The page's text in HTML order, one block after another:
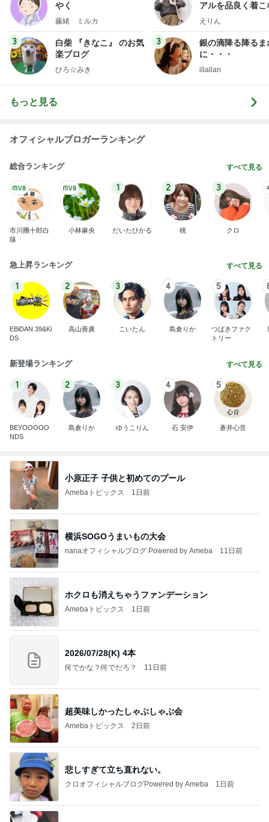
やく
藤緒 ミルカ
3
白柴 『きなこ』 のお気
楽ブログ
ひろ☆みき
アルを品良く着こ
ファッションブロ
えりん
3
銀の滴降る降るま
に・・・
illallan
もっと見る
オフィシャルブロガーランキング
総合ランキング すべて見る
市川團十郎白
猿
小林麻央
1
だいたひかる
2
桃
3
クロ
急上昇ランキング すべて見る
1
EBiDAN 39&Ki
DS
2
高山善廣
3
こいたん
4
島倉りか
5
つばきファク
トリー
新登場ランキング すべて見る
1
BEYOOOOO
NDS
2
島倉りか
3
ゆうこりん
4
石 安伊
5
蒼井心音
小原正子 子供と初めてのプール
Amebaトピックス 1日前
横浜SOGOうまいもの大会
nanaオフィシャルブログ Powered by Ameba 11日前
ホクロも消えちゃうファンデーション
Amebaトピックス 1日前
2026/07/28(K) 4本
何でかな？何でだろ？ 11日前
超美味しかったしゃぶしゃぶ会
Amebaトピックス 2日前
悲しすぎて立ち直れない。
クロオフィシャルブログPowered by Ameba 1日前